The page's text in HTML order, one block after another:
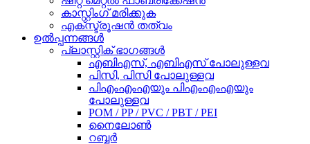
കാസ്റ്റിംഗ് മരിക്കുക
എക്സ്ട്രൂഷൻ തത്വം
ഉൽപ്പന്നങ്ങൾ
പ്ലാസ്റ്റിക് ഭാഗങ്ങൾ
എബി‌എസ്, എ‌ബി‌എസ് പോലുള്ളവ
പിസി, പിസി പോലുള്ളവ
പി‌എം‌എം‌എയും പി‌എം‌എം‌എയും
പോലുള്ളവ
POM / PP / PVC / PBT / PEI
നൈലോൺ
റബ്ബർ